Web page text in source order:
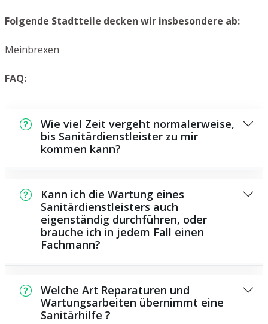
Folgende Stadtteile decken wir insbesondere ab:
Meinbrexen
FAQ:
Wie viel Zeit vergeht normalerweise,
bis Sanitärdienstleister zu mir
kommen kann?
Zeitraum an der Schadensstelle sein. Dies
hängt unter anderem von der Auftragslage
zu diesem Zeitraum ab sowie von der
Verkehrssituation und der örtlichen
Gegebenheit.
Kann ich die Wartung eines
Sanitärdienstleisters auch
eigenständig durchführen, oder
brauche ich in jedem Fall einen
Fachmann?
Wartungsarbeiten, die Sie eigenständig
durchführen können, zum Beispiel das
Verwenden von Rohrreinigungsmitteln aus
Welche Art Reparaturen und
Wartungsarbeiten übernimmt eine
Sanitärhilfe ?